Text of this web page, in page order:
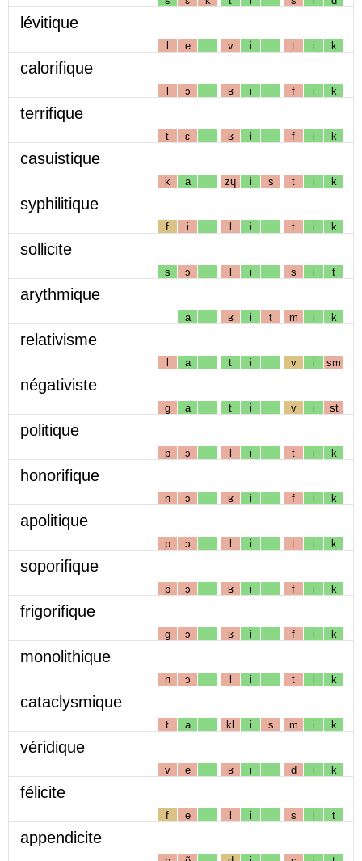
lévitique
l e v i t i k
calorifique
l ɔ ʁ i f i k
terrifique
t ɛ ʁ i f i k
casuistique
k a zɥ i s t i k
syphilitique
f i l i t i k
sollicite
s ɔ l i s i t
arythmique
a ʁ i t m i k
relativisme
l a t i v i sm
négativiste
g a t i v i st
politique
p ɔ l i t i k
honorifique
n ɔ ʁ i f i k
apolitique
p ɔ l i t i k
soporifique
p ɔ ʁ i f i k
frigorifique
g ɔ ʁ i f i k
monolithique
n ɔ l i t i k
cataclysmique
t a kl i s m i k
véridique
v e ʁ i d i k
félicite
f e l i s i t
appendicite